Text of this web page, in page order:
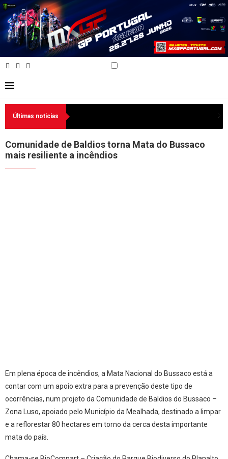
Últimas noticias
Comunidade de Baldios torna Mata do Bussaco
mais resiliente a incêndios
Em plena época de incêndios, a Mata Nacional do Bussaco está a
contar com um apoio extra para a prevenção deste tipo de
ocorrências, num projeto da Comunidade de Baldios do Bussaco –
Zona Luso, apoiado pelo Município da Mealhada, destinado a limpar
e a reflorestar 80 hectares em torno da cerca desta importante
mata do país.